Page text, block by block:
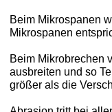
Beim Mikrospanen
Mikrospanen
Beim Mikrobrechen
ausbreiten und so
größer als die